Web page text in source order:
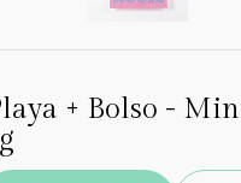
+ Bolso -